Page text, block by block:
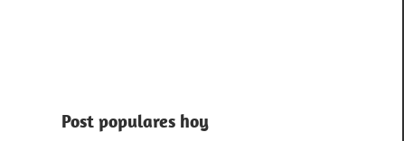
Post populares hoy